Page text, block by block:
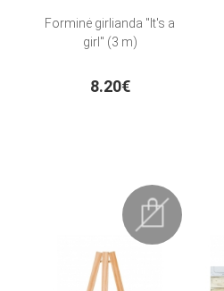
Forminė girlianda "It's a
girl" (3 m)
8.20€